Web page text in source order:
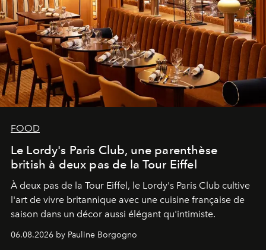
FOOD
Le Lordy's Paris Club, une parenthèse
british à deux pas de la Tour Eiffel
À deux pas de la Tour Eiffel, le Lordy's Paris Club cultive
l'art de vivre britannique avec une cuisine française de
saison dans un décor aussi élégant qu'intimiste.
06.08.2026 by Pauline Borgogno